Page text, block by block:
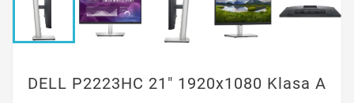
DELL P2223HC 21" 1920x1080 Klasa A